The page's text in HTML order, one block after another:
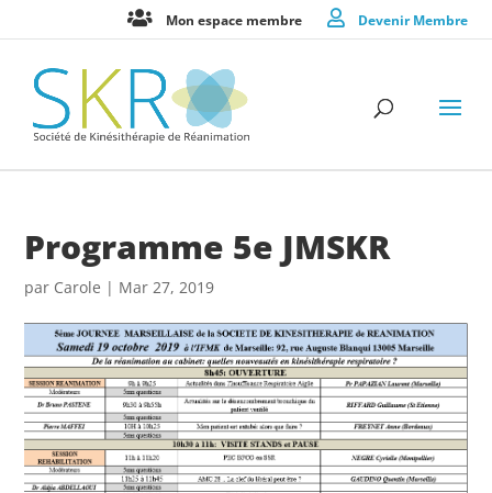
Mon espace membre Devenir Membre
Programme 5e JMSKR
par Carole | Mar 27, 2019